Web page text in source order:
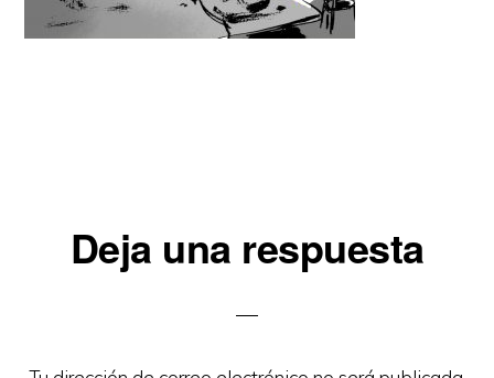
Interacciones
lectores
Deja una respuesta